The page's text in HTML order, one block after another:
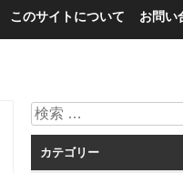
お問い
このサイトについて
検
索
カテゴリー